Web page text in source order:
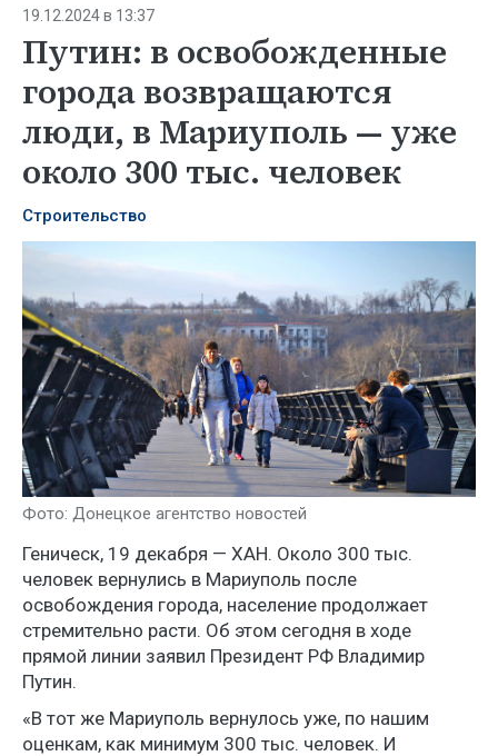
19.12.2024 в 13:37
Путин: в освобожденные
города возвращаются
люди, в Мариуполь — уже
около 300 тыс. человек
Строительство
Фото: Донецкое агентство новостей
Геническ, 19 декабря — ХАН. Около 300 тыс.
человек вернулись в Мариуполь после
освобождения города, население продолжает
стремительно расти. Об этом сегодня в ходе
прямой линии заявил Президент РФ Владимир
Путин.
«В тот же Мариуполь вернулось уже, по нашим
оценкам, как минимум 300 тыс. человек. И